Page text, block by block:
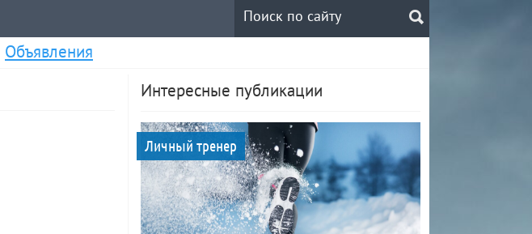
Объявления
Интересные публикации
Личный тренер